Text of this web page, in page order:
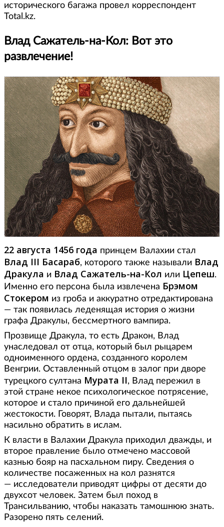
исторического багажа провел корреспондент
Total.kz.
Влад Сажатель-на-Кол: Вот это
развлечение!
22 августа 1456 года принцем Валахии стал
Влад III Басараб, которого также называли Влад
Дракула и Влад Сажатель-на-Кол или Цепеш.
Именно его персона была извлечена Брэмом
Стокером из гроба и аккуратно отредактирована
— так появилась леденящая история о жизни
графа Дракулы, бессмертного вампира.
Прозвище Дракула, то есть Дракон, Влад
унаследовал от отца, который был рыцарем
одноименного ордена, созданного королем
Венгрии. Оставленный отцом в залог при дворе
турецкого султана Мурата II, Влад пережил в
этой стране некое психологическое потрясение,
которое и стало причиной его дальнейшей
жестокости. Говорят, Влада пытали, пытаясь
насильно обратить в ислам.
К власти в Валахии Дракула приходил дважды, и
второе правление было отмечено массовой
казнью бояр на пасхальном пиру. Сведения о
количестве посаженных на кол разнятся
— исследователи приводят цифры от десяти до
двухсот человек. Затем был поход в
Трансильванию, чтобы наказать тамошнюю знать.
Разорено пять селений.